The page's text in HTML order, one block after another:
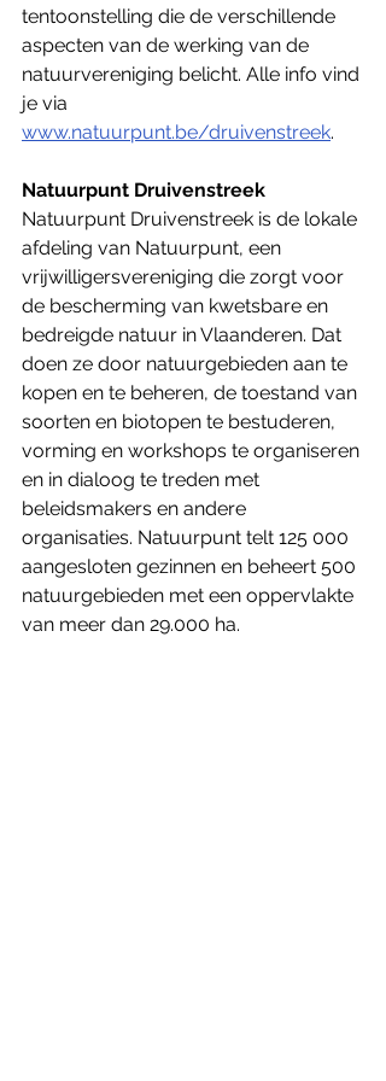
tentoonstelling die de verschillende
aspecten van de werking van de
natuurvereniging belicht. Alle info vind
je via
www.natuurpunt.be/druivenstreek.
Natuurpunt Druivenstreek
Natuurpunt Druivenstreek is de lokale
afdeling van Natuurpunt, een
vrijwilligersvereniging die zorgt voor
de bescherming van kwetsbare en
bedreigde natuur in Vlaanderen. Dat
doen ze door natuurgebieden aan te
kopen en te beheren, de toestand van
soorten en biotopen te bestuderen,
vorming en workshops te organiseren
en in dialoog te treden met
beleidsmakers en andere
organisaties. Natuurpunt telt 125 000
aangesloten gezinnen en beheert 500
natuurgebieden met een oppervlakte
van meer dan 29.000 ha.